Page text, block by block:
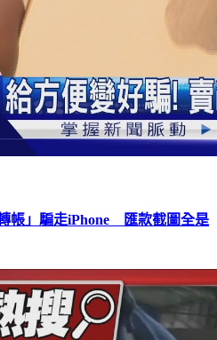
帳」騙走iPhone 匯款截圖全是